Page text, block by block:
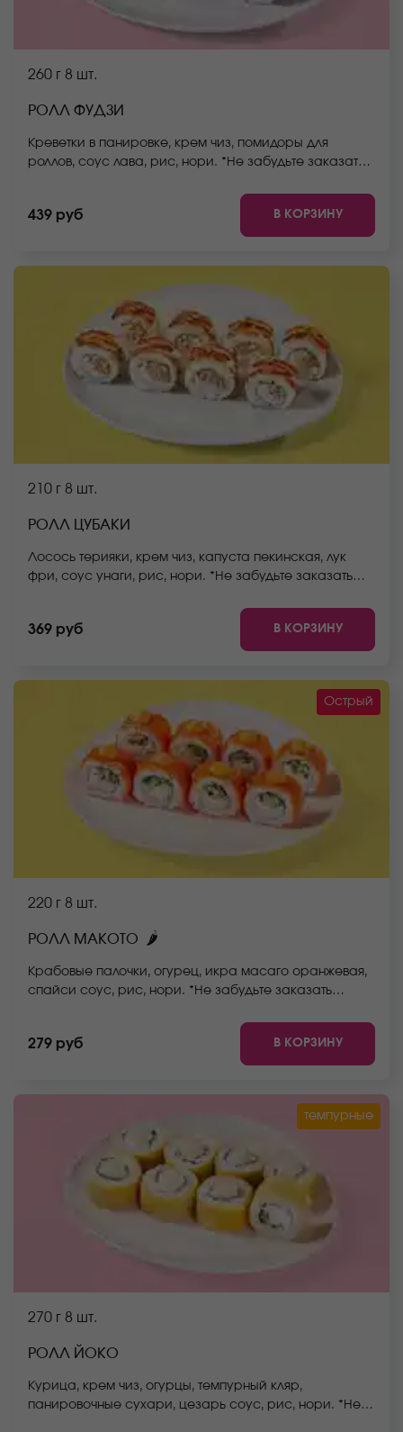
260 г 8 шт.
РОЛЛ ФУДЗИ
Креветки в панировке, крем чиз, помидоры для
роллов, соус лава, рис, нори. *Не забудьте заказать
стоимость заказа. *Внешний вид блюда может
отличаться от фото на сайте.
439 руб В КОРЗИНУ
210 г 8 шт.
РОЛЛ ЦУБАКИ
Лосось терияки, крем чиз, капуста пекинская, лук
фри, соус унаги, рис, нори. *Не забудьте заказать
стоимость заказа. *Внешний вид блюда может
отличаться от фото на сайте.
369 руб В КОРЗИНУ
Острый
220 г 8 шт.
РОЛЛ МАКОТО 🌶
Крабовые палочки, огурец, икра масаго оранжевая,
спайси соус, рис, нори. *Не забудьте заказать
стоимость заказа. *Внешний вид блюда может
отличаться от фото на сайте.
279 руб В КОРЗИНУ
темпурные
270 г 8 шт.
РОЛЛ ЙОКО
Курица, крем чиз, огурцы, темпурный кляр,
панировочные сухари, цезарь соус, рис, нори. *Не